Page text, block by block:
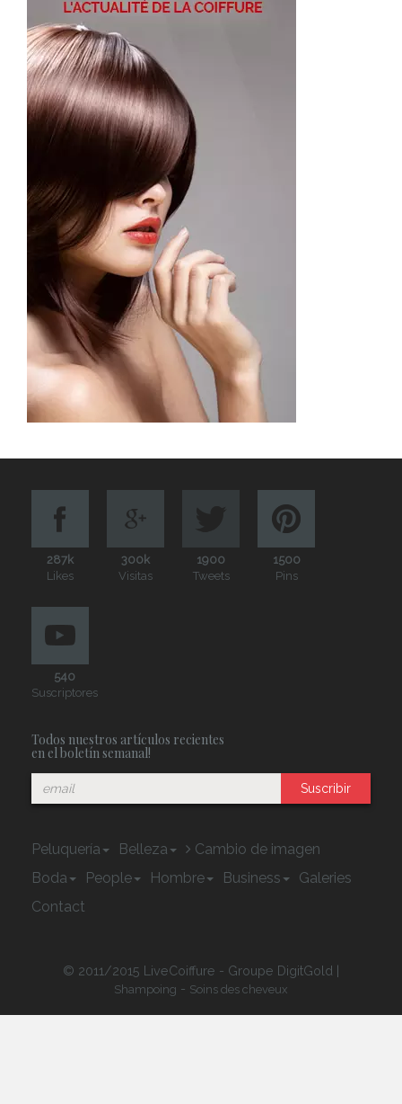
287k
Likes
300k
Visitas
1900
Tweets
1500
Pins
540
Suscriptores
Todos nuestros artículos recientes
en el boletín semanal!
Suscribir
Peluquería Belleza
Cambio de imagen
Boda
People Hombre Business
Galeries
Contact
© 2011/2015 LiveCoiffure - Groupe DigitGold |
Shampoing - Soins des cheveux